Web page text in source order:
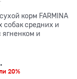
корм FARMINA
собак средних и
ягненком и
20%